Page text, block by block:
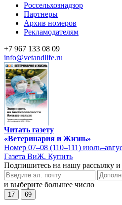
Россельхознадзор
Партнеры
Архив номеров
Рекламодателям
+7 967 133 08 09
info@vetandlife.ru
Читать газету
«Ветеринария и Жизнь»
Номер 07–08 (110–111)
Газета ВиЖ. Купить
Подпишитесь на нашу рассылку и
и выберите большее число
17 69